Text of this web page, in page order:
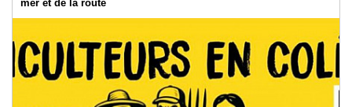
mer et de la route